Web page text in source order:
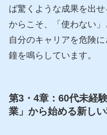
ば驚くような成果を出
からこそ、「使わない
自分のキャリアを危険
鐘を鳴らしています。
第3・4章：60代未経
業」から始める新し